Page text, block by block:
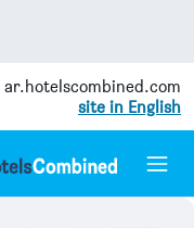
ar.hotelscombined.com
site in English